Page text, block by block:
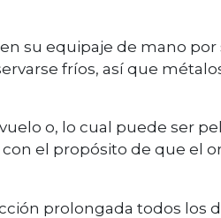
su equipaje de mano por
fríos, así que
o, lo cual puede ser
el propósito de que el
prolongada todos los